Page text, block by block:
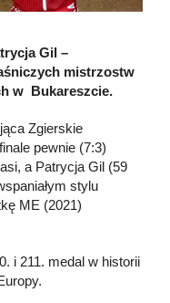
Gil –
mistrzostw
w Bukareszcie.
Zgierskie
pewnie (7:3)
a Patrycja Gil (59
stylu
ME (2021)
i 211. medal w historii